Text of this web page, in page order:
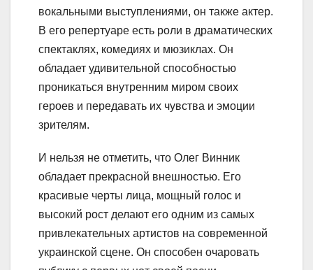
вокальными выступлениями, он также актер.
В его репертуаре есть роли в драматических
спектаклях, комедиях и мюзиклах. Он
обладает удивительной способностью
проникаться внутренним миром своих
героев и передавать их чувства и эмоции
зрителям.
И нельзя не отметить, что Олег Винник
обладает прекрасной внешностью. Его
красивые черты лица, мощный голос и
высокий рост делают его одним из самых
привлекательных артистов на современной
украинской сцене. Он способен очаровать